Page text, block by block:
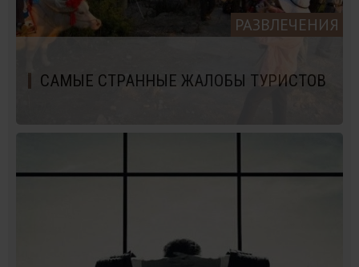
РАЗВЛЕЧЕНИЯ
САМЫЕ СТРАННЫЕ ЖАЛОБЫ ТУРИСТОВ